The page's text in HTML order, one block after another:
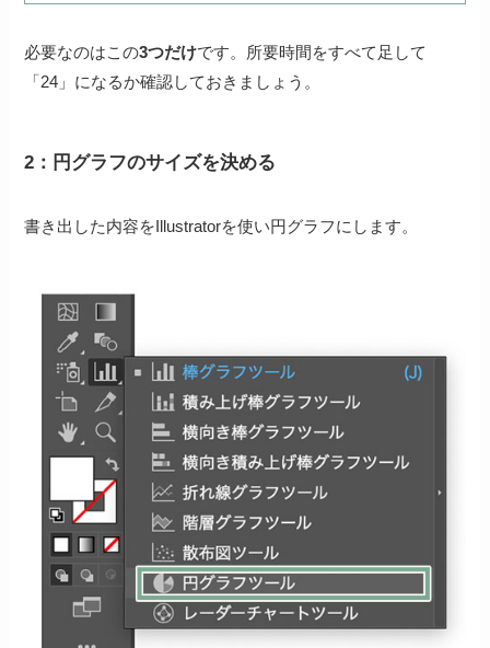
必要なのはこの3つだけです。所要時間をすべて足して
「24」になるか確認しておきましょう。
2：円グラフのサイズを決める
書き出した内容をIllustratorを使い円グラフにします。